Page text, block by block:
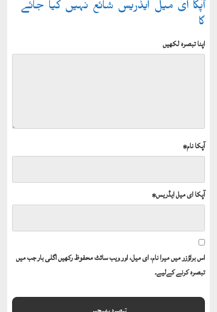
آپکا ای میل ایڈریس شائع نہیں کیا جائے
گا
اپنا تبصرہ لکھیں
آپکا نام*
آپکا ای میل ایڈریس*
اس براؤزر میں میرا نام، ای میل، اور ویب سائٹ محفوظ رکھیں اگلی بار جب میں
تبصرہ کرنے کےلیے۔